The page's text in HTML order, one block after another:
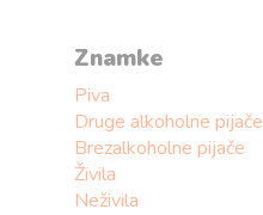
Znamke
Piva
Druge alkoholne pijače
Brezalkoholne pijače
Živila
Neživila